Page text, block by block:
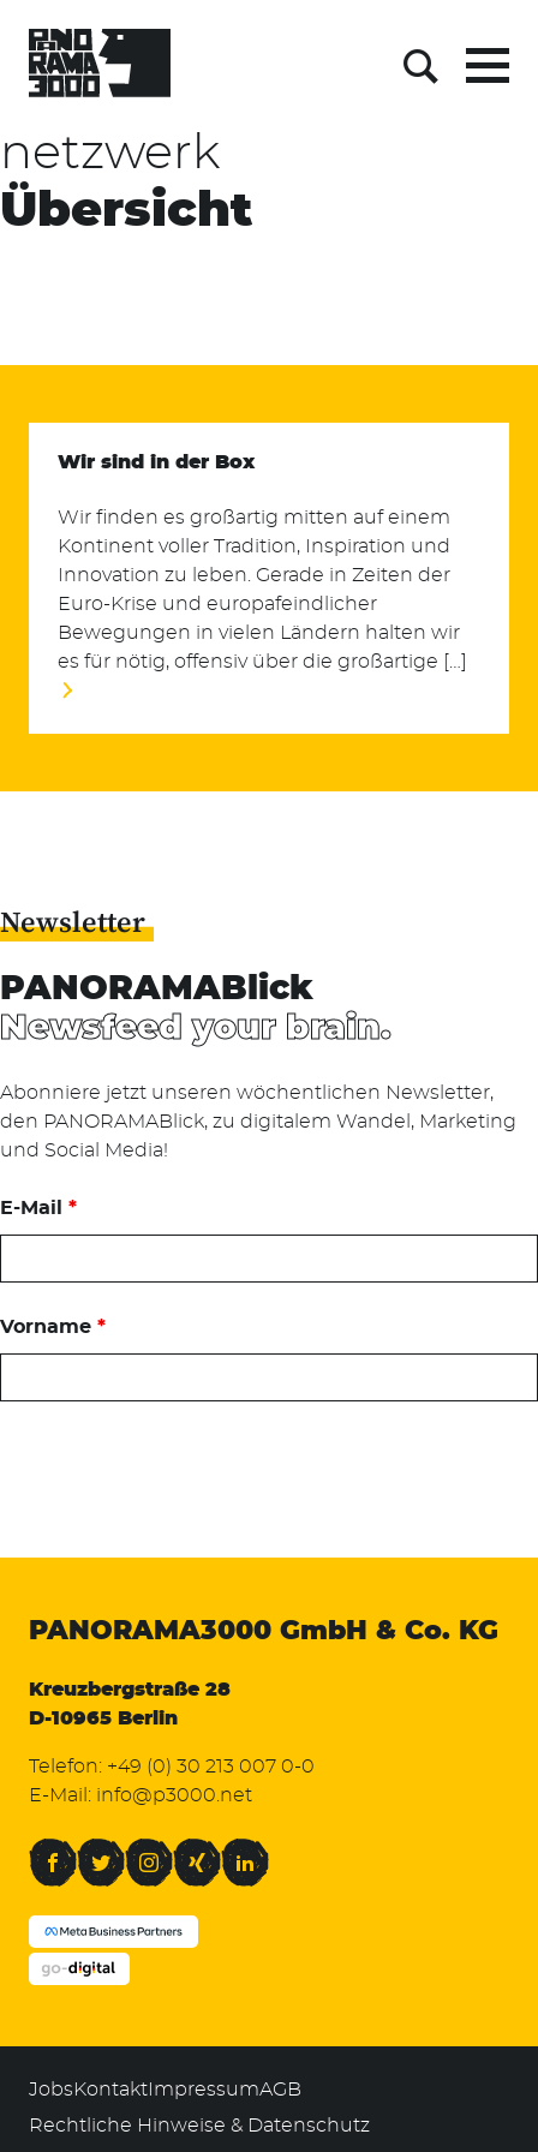
content
nach:
Menu
netzwerk
Übersicht
Wir sind in der Box
Wir finden es großartig mitten auf einem
Kontinent voller Tradition, Inspiration und
Innovation zu leben. Gerade in Zeiten der
Euro-Krise und europafeindlicher
Bewegungen in vielen Ländern halten wir
es für nötig, offensiv über die großartige […]
Newsletter
PANORAMABlick
Newsfeed your brain.
Abonniere jetzt unseren wöchentlichen Newsletter,
den PANORAMABlick, zu digitalem Wandel, Marketing
und Social Media!
E-Mail *
Vorname *
PANORAMA3000 GmbH & Co. KG
Kreuzbergstraße 28
D-10965 Berlin
Telefon: +49 (0) 30 213 007 0-0
E-Mail: info@p3000.net
FacebookTwitterInstagramXing LinkedIn
JobsKontakt ImpressumAGB
Rechtliche Hinweise & Datenschutz